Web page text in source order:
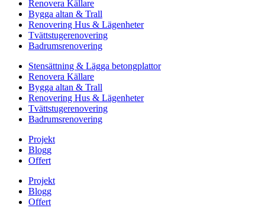
Renovera Källare
Bygga altan & Trall
Renovering Hus & Lägenheter
Tvättstugerenovering
Badrumsrenovering
Stensättning & Lägga betongplattor
Renovera Källare
Bygga altan & Trall
Renovering Hus & Lägenheter
Tvättstugerenovering
Badrumsrenovering
Projekt
Blogg
Offert
Projekt
Blogg
Offert